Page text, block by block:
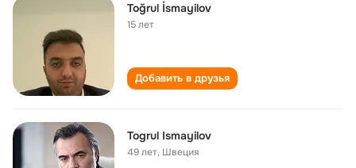
Toğrul İsmayilov
15 лет
Добавить в друзья
Togrul Ismayilov
49 лет, Швеция